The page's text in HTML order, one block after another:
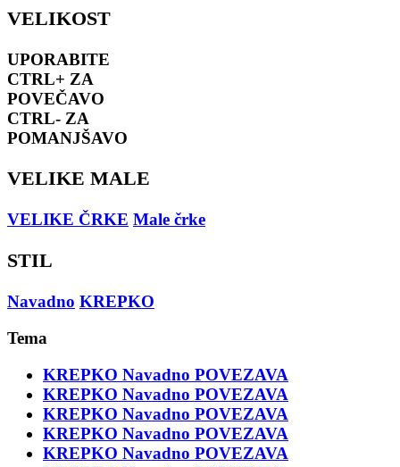
VELIKOST
UPORABITE
CTRL+ ZA
POVEČAVO
CTRL- ZA
POMANJŠAVO
VELIKE MALE
VELIKE ČRKE Male črke
STIL
Navadno KREPKO
Tema
KREPKO Navadno POVEZAVA
KREPKO Navadno POVEZAVA
KREPKO Navadno POVEZAVA
KREPKO Navadno POVEZAVA
KREPKO Navadno POVEZAVA